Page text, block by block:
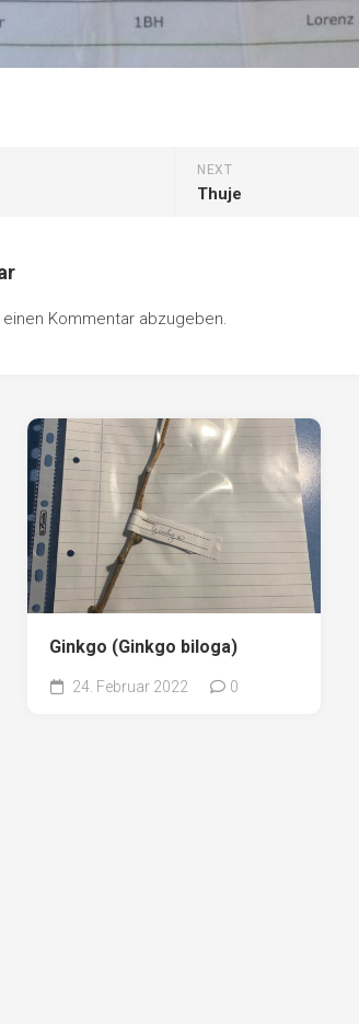
NEXT
Thuje
einen Kommentar abzugeben.
Ginkgo (Ginkgo biloga)
24. Februar 2022 0